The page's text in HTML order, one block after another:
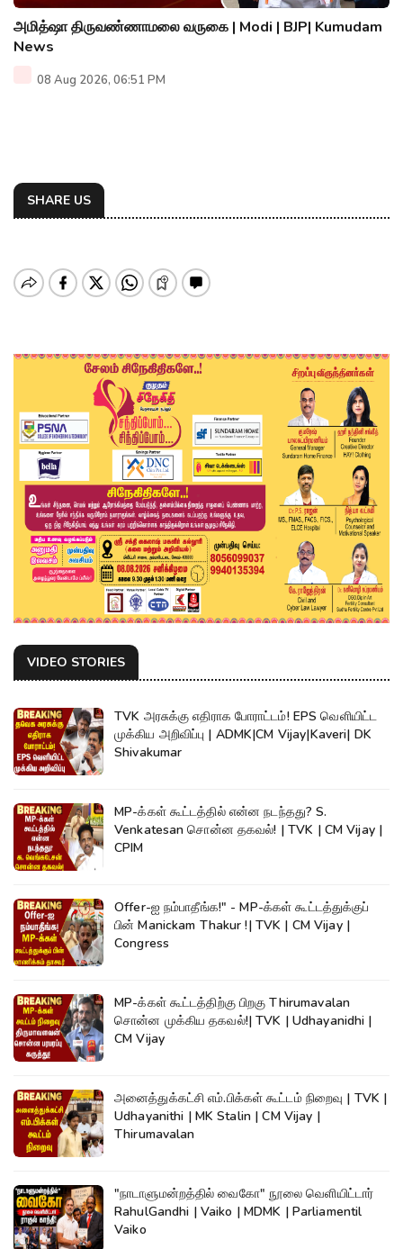
அமித்ஷா திருவண்ணாமலை வருகை | Modi | BJP| Kumudam
News
08 Aug 2026, 06:51 PM
SHARE US
VIDEO STORIES
TVK அரசுக்கு எதிராக போராட்டம்! EPS வெளியிட்ட
முக்கிய அறிவிப்பு | ADMK|CM Vijay|Kaveri| DK
Shivakumar
MP-க்கள் கூட்டத்தில் என்ன நடந்தது? S.
Venkatesan சொன்ன தகவல்! | TVK | CM Vijay |
CPIM
Offer-ஐ நம்பாதீங்க!" - MP-க்கள் கூட்டத்துக்குப்
பின் Manickam Thakur !| TVK | CM Vijay |
Congress
MP-க்கள் கூட்டத்திற்கு பிறகு Thirumavalan
சொன்ன முக்கிய தகவல்!| TVK | Udhayanidhi |
CM Vijay
அனைத்துக்கட்சி எம்.பிக்கள் கூட்டம் நிறைவு | TVK |
Udhayanithi | MK Stalin | CM Vijay |
Thirumavalan
"நாடாளுமன்றத்தில் வைகோ" நூலை வெளியிட்டார்
RahulGandhi | Vaiko | MDMK | Parliamentil
Vaiko